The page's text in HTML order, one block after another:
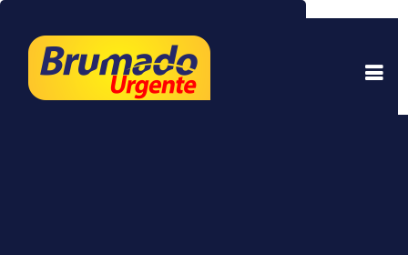
experiência. Ao continuar a navegar, você está
de acordo com isso.Saber mais.